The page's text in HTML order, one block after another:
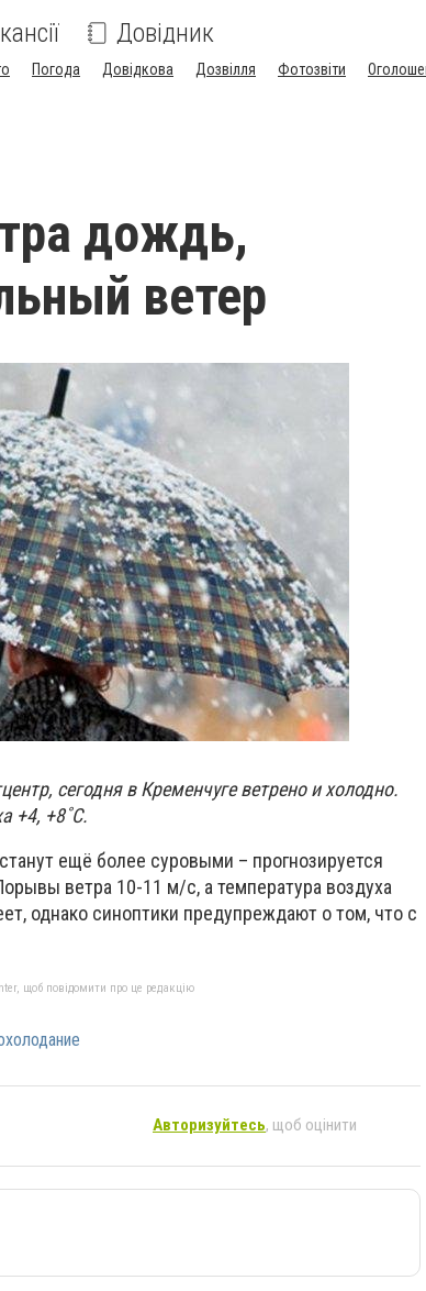
Довідник
Погода Довідкова Дозвілля Фотозвіти
дождь,
ветер
сегодня в Кременчуге ветрено и холодно.
+4, +8˚С.
ещё более суровыми – прогнозируется
ветра 10-11 м/с, а температура воздуха
однако синоптики предупреждают о том, что с
щоб повідомити про це редакцію
Авторизуйтесь, щоб оцінити